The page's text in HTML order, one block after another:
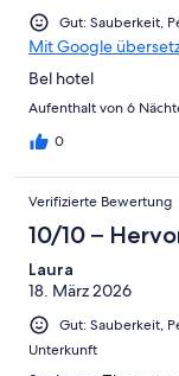
Ungenügend
Gut: Sauberkeit,
Mit Google
Bel hotel
Aufenthalt von 6
0
Verifizierte Bewertung
10/10 –
Laura
18. März 2026
Gut: Sauberkeit,
Unterkunft